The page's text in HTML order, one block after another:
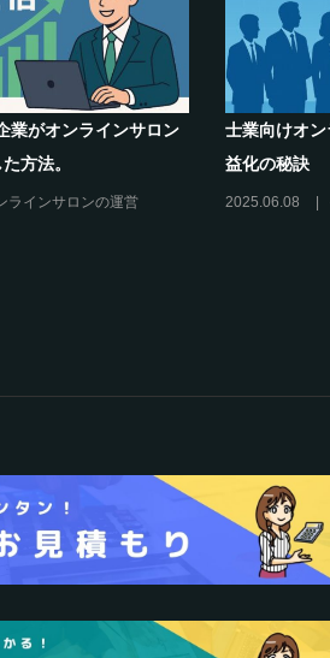
シリーズ連載【運営者のお悩み解決】～
現存のオンラインサロンをリスキリング
に活用するには？